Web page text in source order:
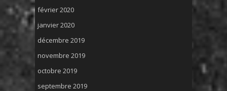
février 2020
janvier 2020
décembre 2019
novembre 2019
octobre 2019
septembre 2019